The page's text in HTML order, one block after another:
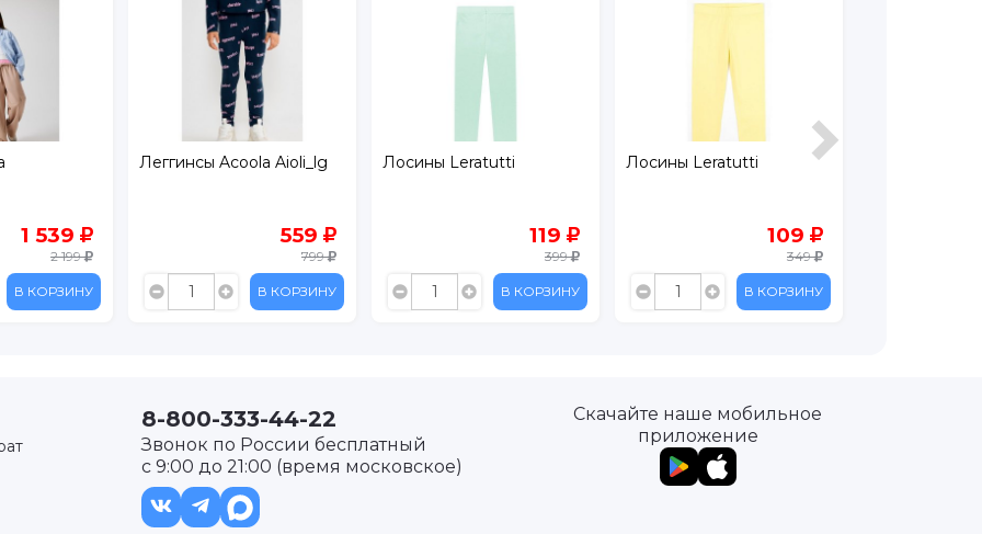
1 539
2 199
В КОРЗИНУ
Леггинсы Acoola Aioli_lg
559
799
В КОРЗИНУ
Лосины Leratutti
119
399
В КОРЗИНУ
Лосины Leratutti
109
349
В КОРЗИНУ
8-800-333-44-22
Звонок по России бесплатный
с 9:00 до 21:00 (время московское)
Скачайте наше мобильное
приложение